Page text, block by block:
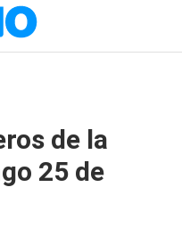
de la
25 de